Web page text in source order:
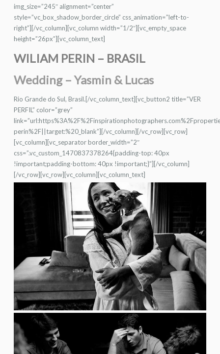
img_size=”245″ alignment=”center”
style=”vc_box_shadow_border_circle” css_animation=”left-to-
right”][/vc_column][vc_column width=”1/2″][vc_empty_space
height=”26px”][vc_column_text]
WILIAM PERIN – BRASIL
Wedding – Yasmin & Lucas
Rio Grande do Sul, Brasil.[/vc_column_text][vc_button2 title=”VER
PERFIL” color=”grey”
perin%2F||target:%20_blank”][/vc_column][/vc_row][vc_row]
[vc_column][vc_separator border_width=”2″
css=”.vc_custom_1470837378264{padding-top: 40px
!important;padding-bottom: 40px !important;}”][/vc_column]
[/vc_row][vc_row][vc_column][vc_column_text]